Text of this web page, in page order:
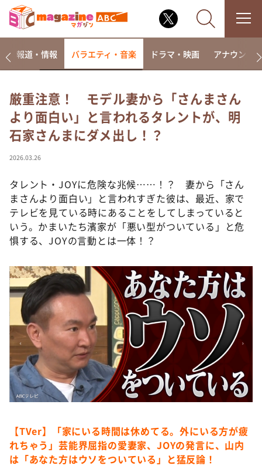
なるみ・岡村の過ぎるTV
相席食堂
これ余談なんですけど・・・
て真剣です
探偵！ナイトスクープ
news おかえり
河合＆A.B.C-Z塚田×福井アナ「なんでやねん！？」
（news おかえり）
DAIGOも台所 ～きょうの献立 何にする？～
本日はダイアンなり！シーズン２
朝だ！生です旅サラダ
教えて！ニュースライブ 正義のミカタ
ＬＩＦＥ～夢のカタチ～
新婚さんいらっしゃい！
ポツンと一軒家
ぺこぱのまるスポ
アナ回覧板
報道・情報 バラエティ・音楽 ドラマ・映画 アナウンサー
厳重注意！ モデル妻から「さんまさん
より面白い」と言われるタレントが、明
石家さんまにダメ出し！？
2026.03.26
タレント・JOYに危険な兆候……！？ 妻から「さん
まさんより面白い」と言われすぎた彼は、最近、家で
テレビを見ている時にあることをしてしまっていると
いう。かまいたち濱家が「悪い型がついている」と危
惧する、JOYの言動とは一体！？
【TVer】「家にいる時間は休めてる。外にいる方が疲
れちゃう」芸能界屈指の愛妻家、JOYの発言に、山内
は「あなた方はウソをついている」と猛反論！